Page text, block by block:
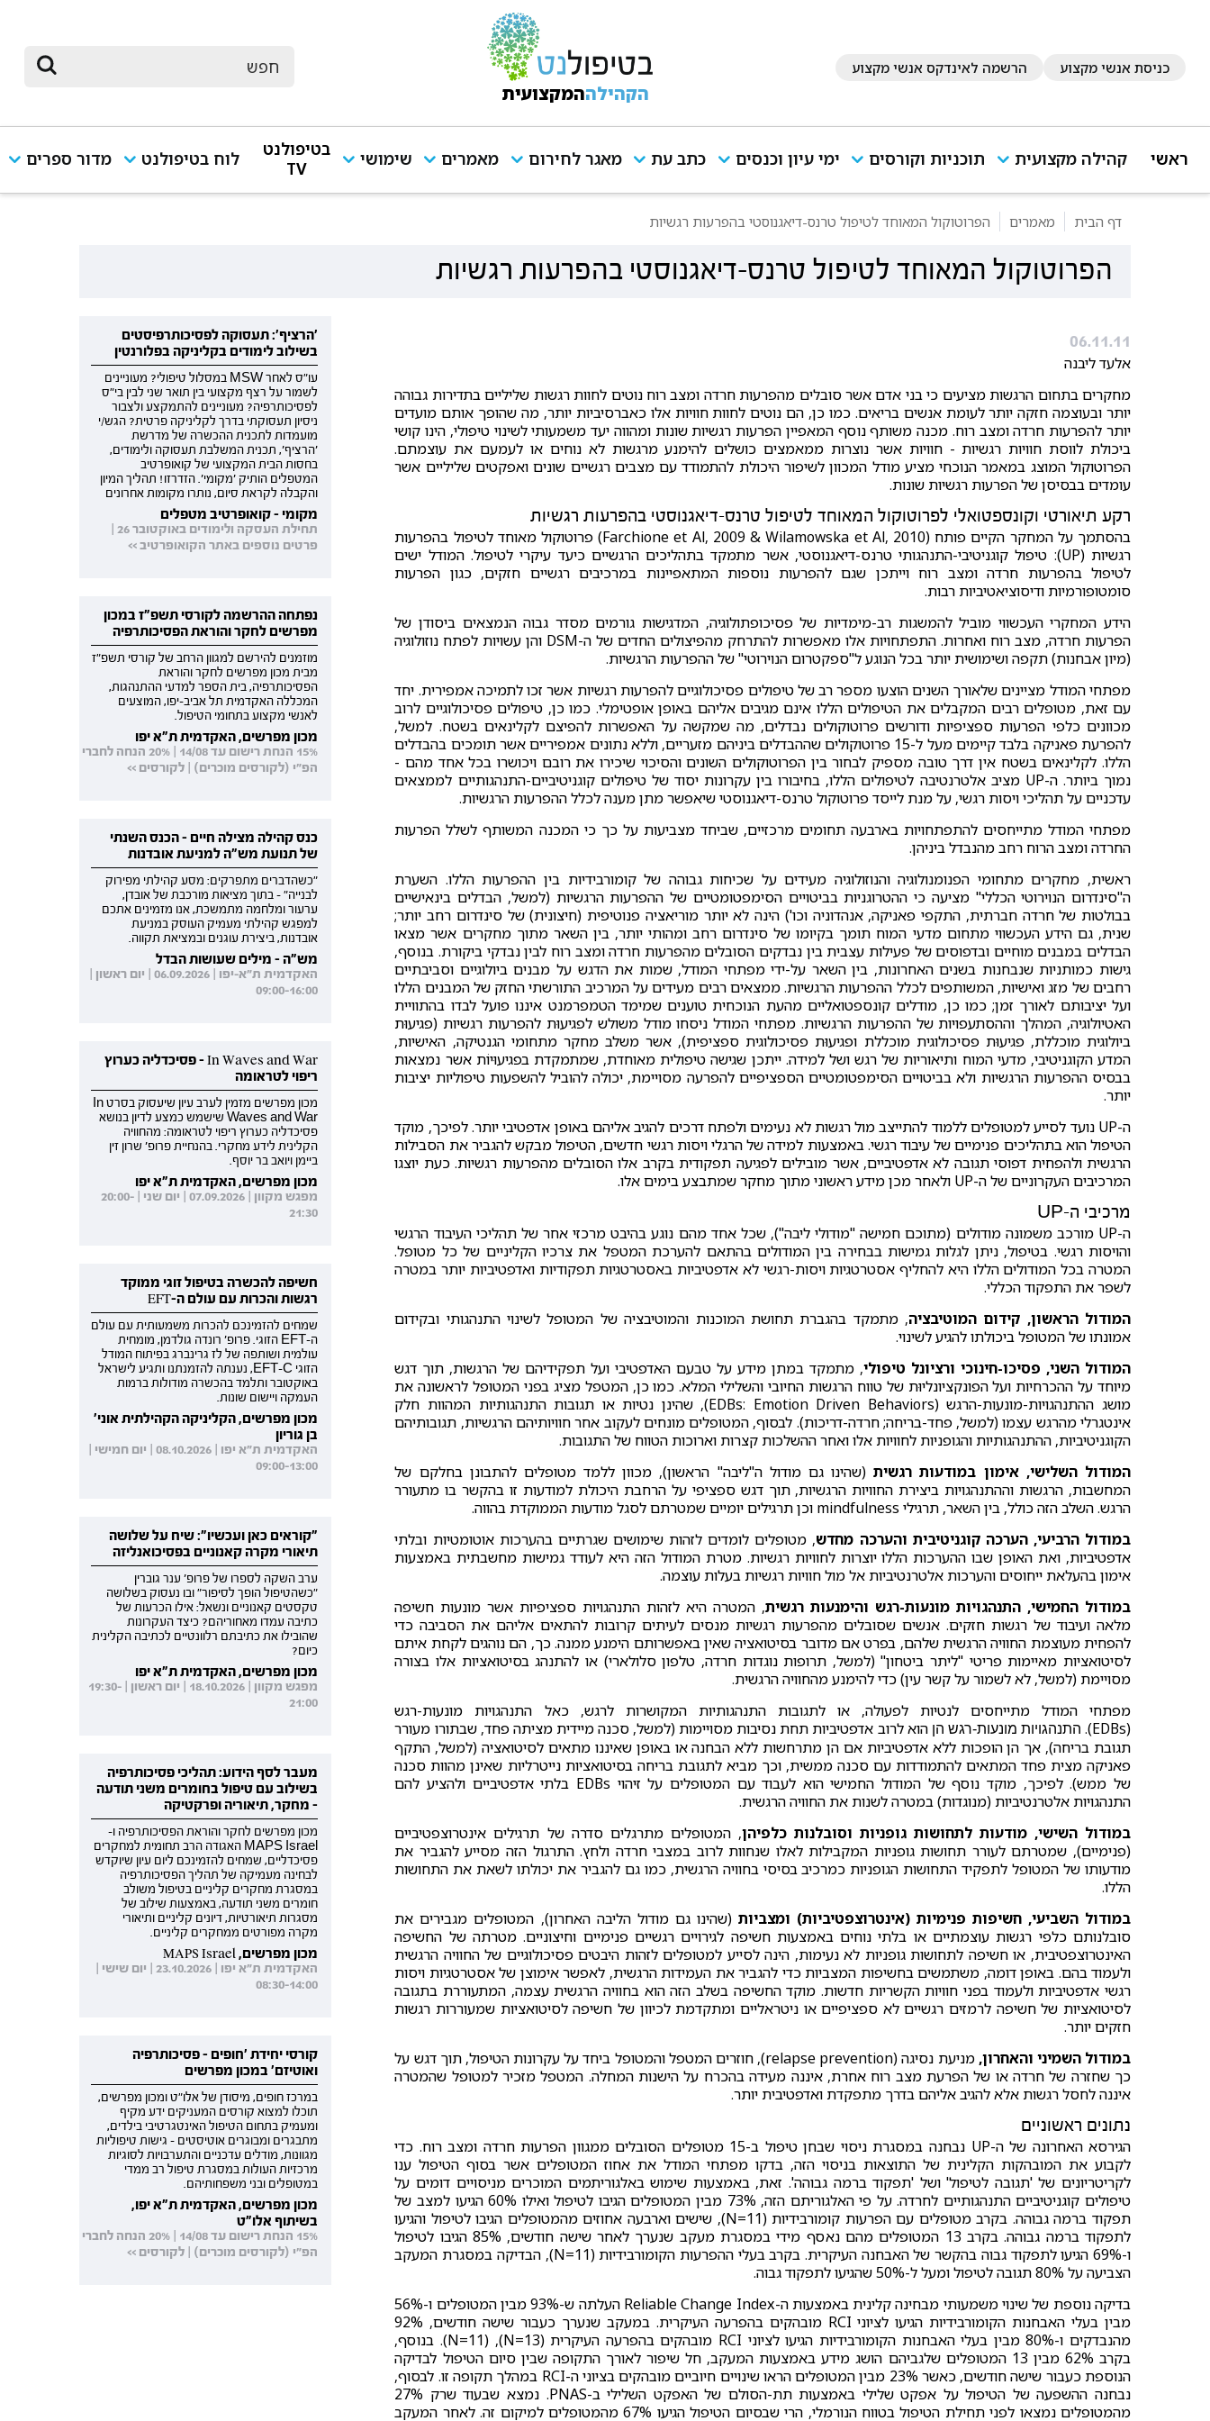
כניסת אנשי מקצוע הרשמה לאינדקס אנשי מקצוע
הקהילההמקצועית
ראשי קהילה מקצועית תוכניות וקורסים ימי עיון וכנסים כתב עת מאגר לחירום מאמרים שימושי
בטיפולנט
TV
לוח בטיפולנט מדור ספרים
דף הבית מאמרים הפרוטוקול המאוחד לטיפול טרנס-דיאגנוסטי בהפרעות רגשיות
הפרוטוקול המאוחד לטיפול טרנס-דיאגנוסטי בהפרעות רגשיות
06.11.11
אלעד ליבנה
מחקרים בתחום הרגשות מציעים כי בני אדם אשר סובלים מהפרעות חרדה ומצב רוח נוטים לחוות רגשות שליליים בתדירות גבוהה
יותר ובעוצמה חזקה יותר לעומת אנשים בריאים. כמו כן, הם נוטים לחוות חוויות אלו כאברסיביות יותר, מה שהופך אותם מועדים
יותר להפרעות חרדה ומצב רוח. מכנה משותף נוסף המאפיין הפרעות רגשיות שונות ומהווה יעד משמעותי לשינוי טיפולי, הינו קושי
ביכולת לווסת חוויות רגשיות - חוויות אשר נוצרות ממאמצים כושלים להימנע מרגשות לא נוחים או לעמעם את עוצמתם.
הפרוטוקול המוצג במאמר הנוכחי מציע מודל המכוון לשיפור היכולת להתמודד עם מצבים רגשיים שונים ואפקטים שליליים אשר
עומדים בבסיסן של הפרעות רגשיות שונות.
רקע תיאורטי וקונספטואלי לפרוטוקול המאוחד לטיפול טרנס-דיאגנוסטי בהפרעות רגשיות
בהסתמך על המחקר הקיים פותח (Farchione et Al, 2009 & Wilamowska et Al, 2010) פרוטוקול מאוחד לטיפול בהפרעות
רגשיות (UP): טיפול קוגניטיבי-התנהגותי טרנס-דיאגנוסטי, אשר מתמקד בתהליכים הרגשיים כיעד עיקרי לטיפול. המודל ישים
לטיפול בהפרעות חרדה ומצב רוח וייתכן שגם להפרעות נוספות המתאפיינות במרכיבים רגשיים חזקים, כגון הפרעות
סומטופורמיות ודיסוציאטיביות רבות.
הידע המחקרי העכשווי מוביל להמשגות רב-מימדיות של פסיכופתולוגיה, המדגישות גורמים מסדר גבוה הנמצאים ביסודן של
הפרעות חרדה, מצב רוח ואחרות. התפתחויות אלו מאפשרות להתרחק מהפיצולים החדים של ה-DSM והן עשויות לפתח נוזולוגיה
(מיון אבחנות) תקפה ושימושית יותר בכל הנוגע ל"ספקטרום הנוירוטי" של ההפרעות הרגשיות.
מפתחי המודל מציינים שלאורך השנים הוצעו מספר רב של טיפולים פסיכולוגיים להפרעות רגשיות אשר זכו לתמיכה אמפירית. יחד
עם זאת, מטופלים רבים המקבלים את הטיפולים הללו אינם מגיבים אליהם באופן אופטימלי. כמו כן, טיפולים פסיכולוגיים לרוב
מכוונים כלפי הפרעות ספציפיות ודורשים פרוטוקולים נבדלים, מה שמקשה על האפשרות להפיצם לקלינאים בשטח. למשל,
להפרעת פאניקה בלבד קיימים מעל ל-15 פרוטוקולים שההבדלים ביניהם מזעריים, וללא נתונים אמפיריים אשר תומכים בהבדלים
הללו. לקלינאים בשטח אין דרך טובה מספיק לבחור בין הפרוטוקולים השונים והסיכוי שיכירו את רובם ויכושרו בכל אחד מהם -
נמוך ביותר. ה-UP מציב אלטרנטיבה לטיפולים הללו, בחיבורו בין עקרונות יסוד של טיפולים קוגניטיביים-התנהגותיים לממצאים
עדכניים על תהליכי ויסות רגשי, על מנת לייסד פרוטוקול טרנס-דיאגנוסטי שיאפשר מתן מענה לכלל ההפרעות הרגשיות.
מפתחי המודל מתייחסים להתפתחויות בארבעה תחומים מרכזיים, שביחד מצביעות על כך כי המכנה המשותף לשלל הפרעות
החרדה ומצב הרוח רחב מהנבדל ביניהן.
ראשית, מחקרים מתחומי הפנומנולוגיה והנוזולוגיה מעידים על שכיחות גבוהה של קומורבידיות בין ההפרעות הללו. השערת
ה"סינדרום הנוירוטי הכללי" מציעה כי ההטרוגניות בביטויים הסימפטומטיים של ההפרעות הרגשיות (למשל, הבדלים בינאישיים
בבולטות של חרדה חברתית, התקפי פאניקה, אנהדוניה וכו') הינה לא יותר מוריאציה פנוטיפית (חיצונית) של סינדרום רחב יותר;
שנית, גם הידע העכשווי מתחום מדעי המוח תומך בקיומו של סינדרום רחב ומהותי יותר, בין השאר מתוך מחקרים אשר מצאו
הבדלים במבנים מוחיים ובדפוסים של פעילות עצבית בין נבדקים הסובלים מהפרעות חרדה ומצב רוח לבין נבדקי ביקורת. בנוסף,
גישות כמותניות שנבחנות בשנים האחרונות, בין השאר על-ידי מפתחי המודל, שמות את הדגש על מבנים ביולוגיים וסביבתיים
רחבים של מזג ואישיות, המשותפים לכלל ההפרעות הרגשיות. ממצאים רבים מעידים על המרכיב התורשתי החזק של המבנים הללו
ועל יציבותם לאורך זמן; כמו כן, מודלים קונספטואליים מהעת הנוכחית טוענים שמימד הטמפרמנט איננו פועל לבדו בהתוויית
האטיולוגיה, המהלך וההסתעפויות של ההפרעות הרגשיות. מפתחי המודל ניסחו מודל משולש לפגיעוּת להפרעות רגשיות (פגיעוּת
ביולוגית מוכללת, פגיעוּת פסיכולוגית מוכללת ופגיעוּת פסיכולוגית ספציפית), אשר משלב מחקר מתחומי הגנטיקה, האישיות,
המדע הקוגניטיבי, מדעי המוח ותיאוריות של רגש ושל למידה. ייתכן שגישה טיפולית מאוחדת, שמתמקדת בפגיעוּיוֹת אשר נמצאות
בבסיס ההפרעות הרגשיות ולא בביטויים הסימפטומטיים הספציפיים להפרעה מסויימת, יכולה להוביל להשפעות טיפוליות יציבות
יותר.
ה-UP נועד לסייע למטופלים ללמוד להתייצב מול רגשות לא נעימים ולפתח דרכים להגיב אליהם באופן אדפטיבי יותר. לפיכך, מוקד
הטיפול הוא בתהליכים פנימיים של עיבוד רגשי. באמצעות למידה של הרגלי ויסות רגשי חדשים, הטיפול מבקש להגביר את הסבילות
הרגשית ולהפחית דפוסי תגובה לא אדפטיביים, אשר מובילים לפגיעה תפקודית בקרב אלו הסובלים מהפרעות רגשיות. כעת יוצגו
המרכיבים העקרוניים של ה-UP ולאחר מכן מידע ראשוני מתוך מחקר שמתבצע בימים אלו.
מרכיבי ה-UP
ה-UP מורכב משמונה מודולים (מתוכם חמישה "מודולי ליבה"), שכל אחד מהם נוגע בהיבט מרכזי אחר של תהליכי העיבוד הרגשי
והויסות רגשי. בטיפול, ניתן לגלות גמישות בבחירה בין המודולים בהתאם להערכת המטפל את צרכיו הקליניים של כל מטופל.
המטרה בכל המודולים הללו היא להחליף אסטרטגיות ויסות-רגשי לא אדפטיביות באסטרטגיות תפקודיות ואדפטיביות יותר במטרה
לשפר את התפקוד הכללי.
המודול הראשון, קידום המוטיבציה, מתמקד בהגברת תחושת המוכנות והמוטיבציה של המטופל לשינוי התנהגותי ובקידום
אמונתו של המטופל ביכולתו להגיע לשינוי.
המודול השני, פסיכו-חינוכי ורציונל טיפולי, מתמקד במתן מידע על טבעם האדפטיבי ועל תפקידיהם של הרגשות, תוך דגש
מיוחד על ההכרחיות ועל הפונקציונליוּת של טווח הרגשות החיובי והשלילי המלא. כמו כן, המטפל מציג בפני המטופל לראשונה את
מושג ההתנהגויות-מונעות-הרגש (EDBs: Emotion Driven Behaviors), שהינן נטיות או תגובות התנהגותיות המהוות חלק
אינטגרלי מהרגש עצמו (למשל, פחד-בריחה; חרדה-דריכות). לבסוף, המטופלים מונחים לעקוב אחר חוויותיהם הרגשיות, תגובותיהם
הקוגניטיביות, ההתנהגותיות והגופניות לחוויות אלו ואחר ההשלכות קצרות וארוכות הטווח של התגובות.
המודול השלישי, אימון במודעות רגשית(שהינו גם מודול ה"ליבה" הראשון), מכוון ללמד מטופלים להתבונן בחלקם של
המחשבות, הרגשות וההתנהגויות ביצירת החוויות הרגשיות, תוך דגש ספציפי על הרחבת היכולת למודעות זו בהקשר בו מתעורר
הרגש. השלב הזה כולל, בין השאר, תרגילי mindfulness וכן תרגילים יומיים שמטרתם לסגל מודעות הממוקדת בהווה.
במודול הרביעי, הערכה קוגניטיבית והערכה מחדש, מטופלים לומדים לזהות שימושים שגרתיים בהערכות אוטומטיות ובלתי
אדפטיביות, ואת האופן שבו ההערכות הללו יוצרות לחוויות רגשיות. מטרת המודול הזה היא לעודד גמישות מחשבתית באמצעות
אימון בהעלאת ייחוסים והערכות אלטרנטיביות אל מול חוויות רגשיות בעלות עוצמה.
במודול החמישי, התנהגויות מונעות-רגש והימנעות רגשית, המטרה היא לזהות התנהגויות ספציפיות אשר מונעות חשיפה
מלאה ועיבוד של רגשות חזקים. אנשים שסובלים מהפרעות רגשיות מנסים לעיתים קרובות להתאים אליהם את הסביבה כדי
להפחית מעוצמת החוויה הרגשית שלהם, בפרט אם מדובר בסיטואציה שאין באפשרותם הימנע ממנה. כך, הם נוהגים לקחת איתם
לסיטואציות מאיימות פריטי "ליתר ביטחון" (למשל, תרופות נוגדות חרדה, טלפון סלולארי) או להתנהג בסיטואציות אלו בצורה
מסויימת (למשל, לא לשמור על קשר עין) כדי להימנע מהחוויה הרגשית.
מפתחי המודל מתייחסים לנטיות לפעולה, או לתגובות התנהגותיות המקושרות לרגש, כאל התנהגויות מונעות-רגש
(EDBs).
התנהגויות מונעות-רגש הןהוא לרוב אדפטיביות תחת נסיבות מסויימות (למשל, סכנה מיידית מציתה פחד, שבתורו מעורר
תגובת בריחה), אך הן הופכות ללא אדפטיביות אם הן מתרחשות ללא הבחנה או באופן שאיננו מתאים לסיטואציה (למשל, התקף
פאניקה מצית פחד המתאים להתמודדות עם סכנה ממשית, וכך מביא לתגובת בריחה בסיטואציות נייטרליות שאינן מהוות סכנה
של ממש). לפיכך, מוקד נוסף של המודול החמישי הוא לעבוד עם המטופלים על זיהוי EDBs בלתי אדפטיביים ולהציע להם
התנהגויות אלטרנטיביות (מנוגדות) במטרה לשנות את החוויה הרגשית.
במודול השישי, מודעות לתחושות גופניות וסובלנות כלפיהן, המטופלים מתרגלים סדרה של תרגילים אינטרוצפטיביים
(פנימיים), שמטרתם לעורר תחושות גופניות המקבילות לאלו שנחוות לרוב במצבי חרדה ולחץ. התרגול הזה מסייע להגביר את
מודעותו של המטופל לתפקיד התחושות הגופניות כמרכיב בסיסי בחוויה הרגשית, כמו גם להגביר את יכולתו לשאת את התחושות
הללו.
במודול השביעי, חשיפות פנימיות (אינטרוצפטיביות) ומצביות (שהינו גם מודול הליבה האחרון), המטופלים מגבירים את
סובלנותם כלפי רגשות עוצמתיים או בלתי נוחים באמצעות חשיפה לגירויים רגשיים פנימיים וחיצוניים. מטרתה של החשיפה
האינטרוצפטיבית, או חשיפה לתחושות גופניות לא נעימות, הינה לסייע למטופלים לזהות היבטים פסיכולוגיים של החוויה הרגשית
ולעמוד בהם. באופן דומה, משתמשים בחשיפות המצביות כדי להגביר את העמידות הרגשית, לאפשר אימוצן של אסטרטגיות ויסות
רגשי אדפטיביות ולעמוד בפני חוויות הקשריות חדשות. מוקד החשיפה בשלב הזה הוא בחוויה הרגשית עצמה, המתעוררת בתגובה
לסיטואציות של חשיפה לרמזים רגשיים לא ספציפיים או ניטראליים ומתקדמת לכיוון של חשיפה לסיטואציות שמעוררות רגשות
חזקים יותר.
במודול השמיני והאחרון,
מניעת נסיגה (relapse prevention), חוזרים המטפל והמטופל ביחד על עקרונות הטיפול, תוך דגש על
כך שחזרה של חרדה או של הפרעת מצב רוח אחרת, איננה מעידה בהכרח על הישנות המחלה. המטפל מזכיר למטופל שהמטרה
איננה לחסל רגשות אלא להגיב אליהם בדרך מתפקדת ואדפטיבית יותר.
נתונים ראשוניים
הגירסא האחרונה של ה-UP נבחנה במסגרת ניסוי שבחן טיפול ב-15 מטופלים הסובלים ממגוון הפרעות חרדה ומצב רוח. כדי
לקבוע את המובהקות הקלינית של התוצאות בניסוי הזה, בדקו מפתחי המודל את אחוז המטופלים אשר בסוף הטיפול ענו
לקריטריונים של 'תגובה לטיפול' ושל 'תפקוד ברמה גבוהה'. זאת, באמצעות שימוש באלגוריתמים המוכרים מניסויים דומים על
טיפולים קוגניטיביים התנהגותיים לחרדה. על פי האלגוריתם הזה, 73% מבין המטופלים הגיבו לטיפול ואילו 60% הגיעו למצב של
תפקוד ברמה גבוהה. בקרב מטופלים עם הפרעות קומורבידיות (N=11), שישים וארבעה אחוזים מהמטופלים הגיבו לטיפול והגיעו
לתפקוד ברמה גבוהה. בקרב 13 המטופלים מהם נאסף מידי במסגרת מעקב שנערך לאחר שישה חודשים, 85% הגיבו לטיפול
ו-69% הגיעו לתפקוד גבוה בהקשר של האבחנה העיקרית. בקרב בעלי ההפרעות הקומורבידיות (N=11), הבדיקה במסגרת המעקב
הצביעה על 80% תגובה לטיפול ומעל ל-50% שהגיעו לתפקוד גבוה.
בדיקה נוספת של שינוי משמעותי מבחינה קלינית באמצעות ה-Reliable Change Index העלתה ש-93% מבין המטופלים ו-56%
מבין בעלי האבחנות הקומורבידיות הגיעו לציוני RCI מובהקים בהפרעה העיקרית. במעקב שנערך כעבור שישה חודשים, 92%
מהנבדקים ו-80% מבין בעלי האבחנות הקומורבידיות הגיעו לציוני RCI מובהקים בהפרעה העיקרית (N=13), (N=11). בנוסף,
בקרב 62% מבין 13 המטופלים שלגביהם הושג מידע באמצעות המעקב, חל שיפור לאורך התקופה שבין סיום הטיפול לבדיקה
הנוספת כעבור שישה חודשים, כאשר 23% מבין המטופלים הראו שינויים חיוביים מובהקים בציוני ה-RCI במהלך תקופה זו. לבסוף,
נבחנה ההשפעה של הטיפול על אפקט שלילי באמצעות תת-הסולם של האפקט השלילי ב-PNAS. נמצא שבעוד שרק 27%
מהמטופלים נמצאו לפני תחילת הטיפול בטווח הנורמלי, הרי שבסיום הטיפול הגיעו 67% מהמטופלים למיקום זה. לאחר המעקב
'הרציף': תעסוקה לפסיכותרפיסטים
בשילוב לימודים בקליניקה בפלורנטין
עו"ס לאחר MSW במסלול טיפולי? מעוניינים
לשמור על רצף מקצועי בין תואר שני לבין בי"ס
לפסיכותרפיה? מעוניינים להתמקצע ולצבור
ניסיון תעסוקתי בדרך לקליניקה פרטית? הגש/י
מועמדות לתכנית ההכשרה של מדרשת
'הרציף', תכנית המשלבת תעסוקה ולימודים,
בחסות הבית המקצועי של קואופרטיב
המטפלים הותיק 'מקומי'. הזדרזו! תהליך המיון
והקבלה לקראת סיום, נותרו מקומות אחרונים
מקומי - קואופרטיב מטפלים
תחילת העסקה ולימודים באוקטובר 26 |
פרטים נוספים באתר הקואופרטיב >>
נפתחה ההרשמה לקורסי תשפ"ז במכון
מפרשים לחקר והוראת הפסיכותרפיה
מוזמנים להירשם למגוון הרחב של קורסי תשפ"ז
מבית מכון מפרשים לחקר והוראת
הפסיכותרפיה, בית הספר למדעי ההתנהגות,
המכללה האקדמית תל אביב-יפו, המוצעים
לאנשי מקצוע בתחומי הטיפול.
מכון מפרשים, האקדמית ת"א יפו
15% הנחת רישום עד 14/08 | 20% הנחה לחברי
הפ"י (לקורסים מוכרים) | לקורסים >>
כנס קהילה מצילה חיים - הכנס השנתי
של תנועת מש"ה למניעת אובדנות
"כשהדברים מתפרקים: מסע קהילתי מפירוק
לבנייה" - בתוך מציאות מורכבת של אובדן,
ערעור ומלחמה מתמשכת, אנו מזמינים אתכם
למפגש קהילתי מעמיק העוסק במניעת
אובדנות, ביצירת עוגנים ובמציאת תקווה.
מש"ה - מילים שעושות הבדל
האקדמית ת"א-יפו | 06.09.2026 | יום ראשון |
09:00-16:00
In Waves and War - פסיכדליה כערוץ
ריפוי לטראומה
מכון מפרשים מזמין לערב עיון שיעסוק בסרט In
Waves and War שישמש כמצע לדיון בנושא
פסיכדליה כערוץ ריפוי לטראומה: מהחוויה
הקלינית לידע מחקרי. בהנחיית פרופ' שרון זין
ביימן ויואב בר יוסף.
מכון מפרשים, האקדמית ת"א יפו
מפגש מקוון | 07.09.2026 | יום שני | 20:00-
21:30
חשיפה להכשרה בטיפול זוגי ממוקד
רגשות והכרות עם עולם ה-EFT
שמחים להזמינכם להכרות משמעותית עם עולם
ה-EFT הזוגי. פרופ' רונדה גולדמן, מומחית
עולמית ושותפה של לז גרינברג בפיתוח המודל
הזוגי EFT-C, נענתה להזמנתנו ותגיע לישראל
באוקטובר ותלמד בהכשרה מודולות ברמות
העמקה ויישום שונות.
מכון מפרשים, הקליניקה הקהילתית אוני'
בן גוריון
האקדמית ת"א יפו | 08.10.2026 | יום חמישי |
09:00-13:00
"קוראים כאן ועכשיו": שיח על שלושה
תיאורי מקרה קאנוניים בפסיכואנליזה
ערב השקה לספרו של פרופ' ענר גוברין
"כשהטיפול הופך לסיפור" ובו נעסוק בשלושה
טקסטים קאנוניים ונשאל: אילו הכרעות של
כתיבה עמדו מאחוריהם? כיצד העקרונות
שהובילו את כתיבתם רלוונטיים לכתיבה הקלינית
כיום?
מכון מפרשים, האקדמית ת"א יפו
מפגש מקוון | 18.10.2026 | יום ראשון | 19:30-
21:00
מעבר לסף הידוע: תהליכי פסיכותרפיה
בשילוב עם טיפול בחומרים משני תודעה
- מחקר, תיאוריה ופרקטיקה
מכון מפרשים לחקר והוראת הפסיכותרפיה ו-
MAPS Israel האגודה הרב תחומית למחקרים
פסיכדליים, שמחים להזמינכם ליום עיון שיוקדש
לבחינה מעמיקה של תהליך הפסיכותרפיה
במסגרת מחקרים קליניים בטיפול משולב
חומרים משני תודעה, באמצעות שילוב של
מסגרות תיאורטיות, דיונים קליניים ותיאורי
מקרה מפורטים ממחקרים קליניים.
מכון מפרשים, MAPS Israel
האקדמית ת"א יפו | 23.10.2026 | יום שישי |
08:30-14:00
קורסי יחידת 'חופים - פסיכותרפיה
ואוטיזם' במכון מפרשים
במרכז חופים, מיסודן של אלו"ט ומכון מפרשים,
תוכלו למצוא קורסים המעניקים ידע מקיף
ומעמיק בתחום הטיפול האינטגרטיבי בילדים,
מתבגרים ומבוגרים אוטיסטים - גישות טיפוליות
מגוונות, מודלים עדכניים והתערבויות לסוגיות
מרכזיות העולות במסגרת טיפול רב ממדי
במטופלים ובני משפחותיהם.
מכון מפרשים, האקדמית ת"א יפו,
בשיתוף אלו"ט
15% הנחת רישום עד 14/08 | 20% הנחה לחברי
הפ"י (לקורסים מוכרים) | לקורסים >>